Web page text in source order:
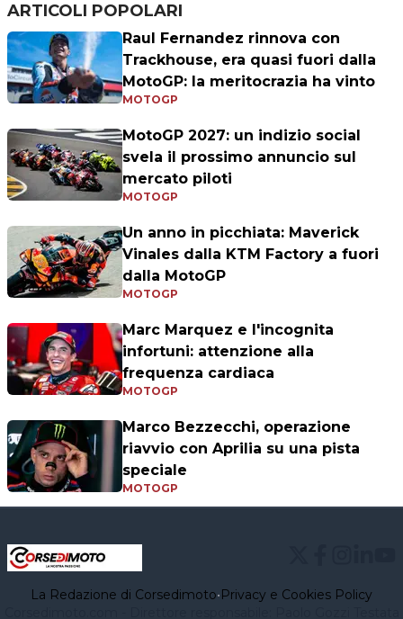
ARTICOLI POPOLARI
Raul Fernandez rinnova con
Trackhouse, era quasi fuori dalla
MotoGP: la meritocrazia ha vinto
MOTOGP
MotoGP 2027: un indizio social
svela il prossimo annuncio sul
mercato piloti
MOTOGP
Un anno in picchiata: Maverick
Vinales dalla KTM Factory a fuori
dalla MotoGP
MOTOGP
Marc Marquez e l'incognita
infortuni: attenzione alla
frequenza cardiaca
MOTOGP
Marco Bezzecchi, operazione
riavvio con Aprilia su una pista
speciale
MOTOGP
La Redazione di Corsedimoto•Privacy e Cookies Policy